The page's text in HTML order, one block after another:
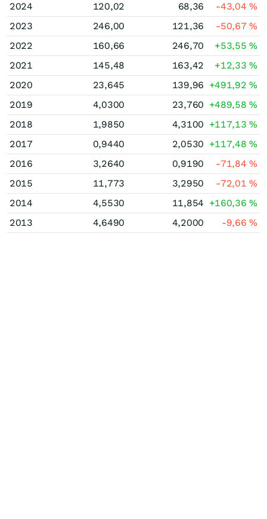
2024
120,02 68,36 -43,04%
2023
246,00 121,36 -50,67%
2022
160,66 246,70 +53,55%
2021
145,48 163,42 +12,33%
2020
23,645 139,96 +491,92%
2019
4,0300 23,760 +489,58%
2018
1,9850 4,3100 +117,13%
2017
0,9440 2,0530 +117,48%
2016
3,2640 0,9190 -71,84%
2015
11,773 3,2950 -72,01%
2014
4,5530 11,854 +160,36%
2013
4,6490 4,2000 -9,66%